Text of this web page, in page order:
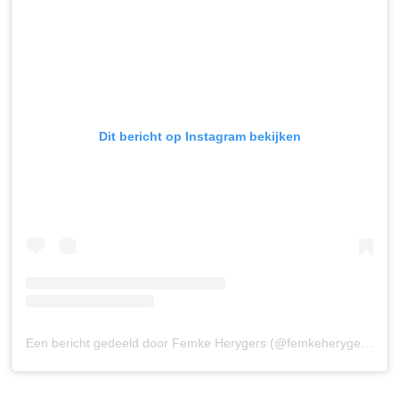
Dit bericht op Instagram bekijken